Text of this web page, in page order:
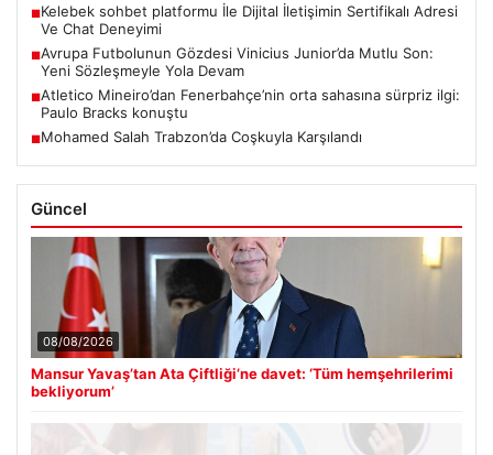
■Kelebek sohbet platformu İle Dijital İletişimin Sertifikalı Adresi
Ve Chat Deneyimi
■Avrupa Futbolunun Gözdesi Vinicius Junior’da Mutlu Son:
Yeni Sözleşmeyle Yola Devam
■Atletico Mineiro’dan Fenerbahçe’nin orta sahasına sürpriz ilgi:
Paulo Bracks konuştu
■Mohamed Salah Trabzon’da Coşkuyla Karşılandı
Güncel
08/08/2026
Mansur Yavaş’tan Ata Çiftliği’ne davet: ‘Tüm hemşehrilerimi
bekliyorum’